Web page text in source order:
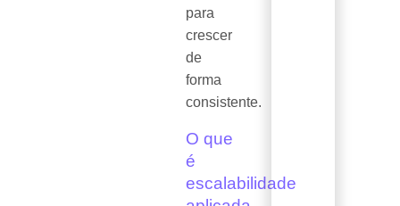
para
crescer
de
forma
consistente.
O que
é
escalabilidade